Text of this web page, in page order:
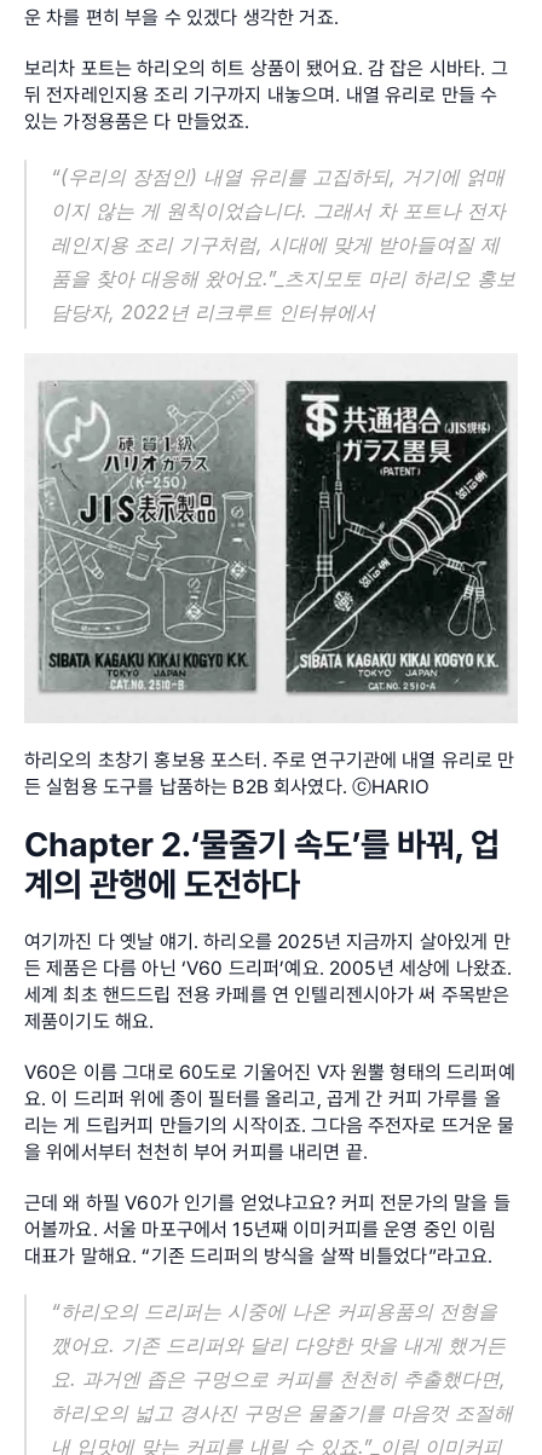
운 차를 편히 부을 수 있겠다 생각한 거죠.
보리차 포트는 하리오의 히트 상품이 됐어요. 감 잡은 시바타. 그
뒤 전자레인지용 조리 기구까지 내놓으며. 내열 유리로 만들 수
있는 가정용품은 다 만들었죠.
“(우리의 장점인) 내열 유리를 고집하되, 거기에 얽매
이지 않는 게 원칙이었습니다. 그래서 차 포트나 전자
레인지용 조리 기구처럼, 시대에 맞게 받아들여질 제
품을 찾아 대응해 왔어요.”_츠지모토 마리 하리오 홍보
담당자, 2022년 리크루트 인터뷰에서
하리오의 초창기 홍보용 포스터. 주로 연구기관에 내열 유리로 만
든 실험용 도구를 납품하는 B2B 회사였다. ⓒHARIO
Chapter 2.‘물줄기 속도’를 바꿔, 업
계의 관행에 도전하다
여기까진 다 옛날 얘기. 하리오를 2025년 지금까지 살아있게 만
든 제품은 다름 아닌 ‘V60 드리퍼’예요. 2005년 세상에 나왔죠.
세계 최초 핸드드립 전용 카페를 연 인텔리젠시아가 써 주목받은
제품이기도 해요.
V60은 이름 그대로 60도로 기울어진 V자 원뿔 형태의 드리퍼예
요. 이 드리퍼 위에 종이 필터를 올리고, 곱게 간 커피 가루를 올
리는 게 드립커피 만들기의 시작이죠. 그다음 주전자로 뜨거운 물
을 위에서부터 천천히 부어 커피를 내리면 끝.
근데 왜 하필 V60가 인기를 얻었냐고요? 커피 전문가의 말을 들
어볼까요. 서울 마포구에서 15년째 이미커피를 운영 중인 이림
대표가 말해요. “기존 드리퍼의 방식을 살짝 비틀었다”라고요.
“하리오의 드리퍼는 시중에 나온 커피용품의 전형을
깼어요. 기존 드리퍼와 달리 다양한 맛을 내게 했거든
요. 과거엔 좁은 구멍으로 커피를 천천히 추출했다면,
하리오의 넓고 경사진 구멍은 물줄기를 마음껏 조절해
내 입맛에 맞는 커피를 내릴 수 있죠.”_이림 이미커피